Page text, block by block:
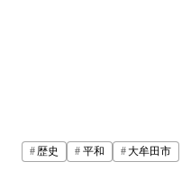
歴史 平和 大牟田市